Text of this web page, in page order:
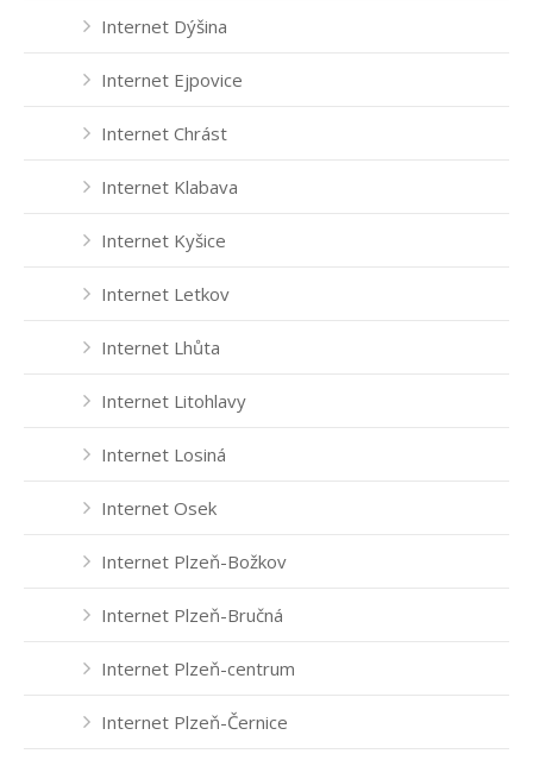
Internet Dýšina
Internet Ejpovice
Internet Chrást
Internet Klabava
Internet Kyšice
Internet Letkov
Internet Lhůta
Internet Litohlavy
Internet Losiná
Internet Osek
Internet Plzeň-Božkov
Internet Plzeň-Bručná
Internet Plzeň-centrum
Internet Plzeň-Černice